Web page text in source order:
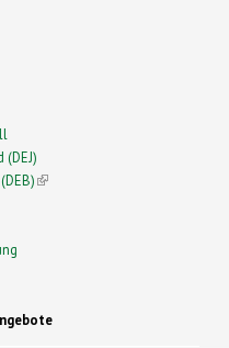
(DEJ)
(link is external)